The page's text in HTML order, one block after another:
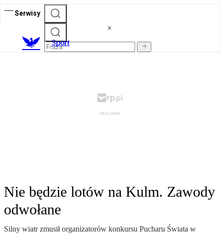
Serwisy
Sport
Nie będzie lotów na Kulm. Zawody
odwołane
Silny wiatr zmusił organizatorów konkursu Pucharu Świata w